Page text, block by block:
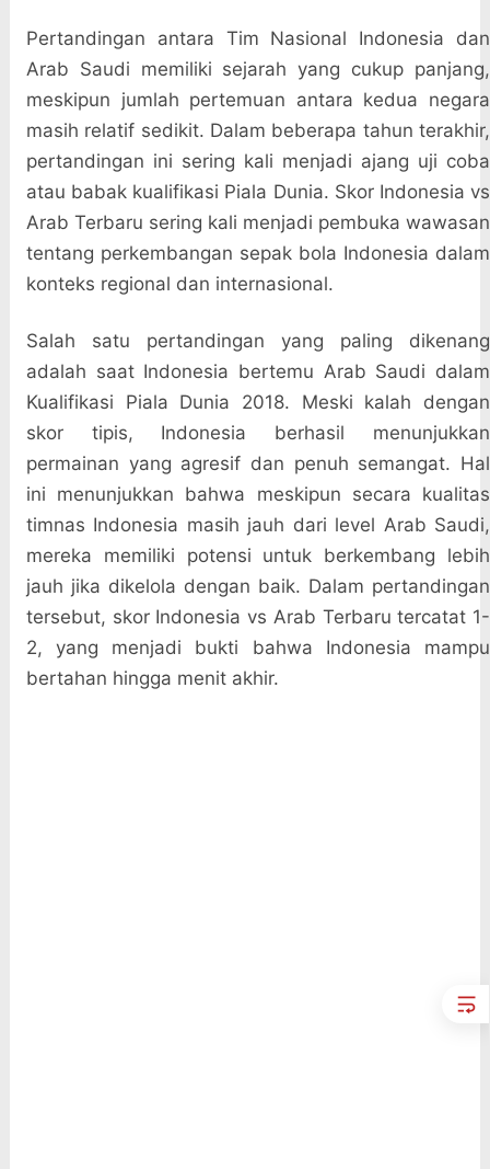
Pertandingan antara Tim Nasional Indonesia dan
Arab Saudi memiliki sejarah yang cukup panjang,
meskipun jumlah pertemuan antara kedua negara
masih relatif sedikit. Dalam beberapa tahun terakhir,
pertandingan ini sering kali menjadi ajang uji coba
atau babak kualifikasi Piala Dunia. Skor Indonesia vs
Arab Terbaru sering kali menjadi pembuka wawasan
tentang perkembangan sepak bola Indonesia dalam
konteks regional dan internasional.
Salah satu pertandingan yang paling dikenang
adalah saat Indonesia bertemu Arab Saudi dalam
Kualifikasi Piala Dunia 2018. Meski kalah dengan
skor tipis, Indonesia berhasil menunjukkan
permainan yang agresif dan penuh semangat. Hal
ini menunjukkan bahwa meskipun secara kualitas
timnas Indonesia masih jauh dari level Arab Saudi,
mereka memiliki potensi untuk berkembang lebih
jauh jika dikelola dengan baik. Dalam pertandingan
tersebut, skor Indonesia vs Arab Terbaru tercatat 1-
2, yang menjadi bukti bahwa Indonesia mampu
bertahan hingga menit akhir.